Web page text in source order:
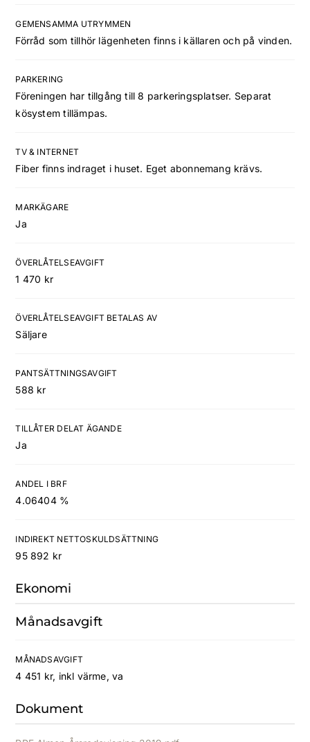
GEMENSAMMA UTRYMMEN
Förråd som tillhör lägenheten finns i källaren och på vinden.
PARKERING
Föreningen har tillgång till 8 parkeringsplatser. Separat
kösystem tillämpas.
TV & INTERNET
Fiber finns indraget i huset. Eget abonnemang krävs.
MARKÄGARE
Ja
ÖVERLÅTELSEAVGIFT
1 470 kr
ÖVERLÅTELSEAVGIFT BETALAS AV
Säljare
PANTSÄTTNINGSAVGIFT
588 kr
TILLÅTER DELAT ÄGANDE
Ja
ANDEL I BRF
4.06404 %
INDIREKT NETTOSKULDSÄTTNING
95 892 kr
Ekonomi
Månadsavgift
MÅNADSAVGIFT
4 451 kr, inkl värme, va
Dokument